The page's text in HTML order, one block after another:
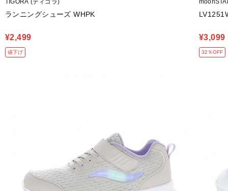
TIGORA (ティゴラ)
ランニングシューズ WHPK
¥2,499
値下げ
¥3,099
32％OFF